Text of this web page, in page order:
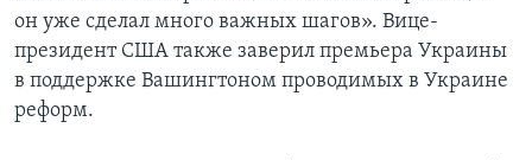
он уже сделал много важных шагов». Вице-
президент США также заверил премьера Украины
в поддержке Вашингтоном проводимых в Украине
реформ.